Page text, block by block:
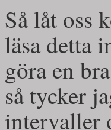
Så låt oss
läsa detta
göra en
så tycker
intervaller